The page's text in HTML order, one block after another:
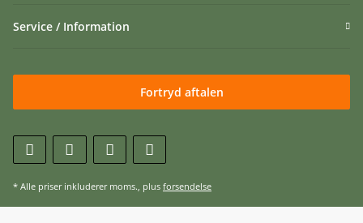
Service / Information
Fortryd aftalen
* Alle priser inkluderer moms., plus forsendelse